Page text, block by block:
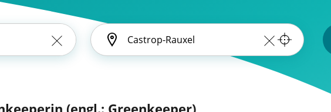
(engl.: Greenkeeper)